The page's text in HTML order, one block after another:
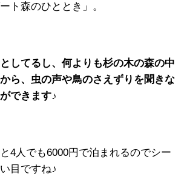
ト森のひととき」。
してるし、何よりも杉の木の森の中
ら、虫の声や鳥のさえずりを聞きな
できます♪
4人でも6000円で泊まれるのでシー
目ですね♪